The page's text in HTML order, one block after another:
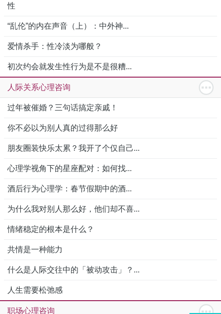
性
“乱伦”的内在声音（上）：中外神...
爱情杀手：性冷淡为哪般？
初次约会就发生性行为是不是很糟...
人际关系心理咨询
过年被催婚？三句话搞定亲戚！
你不必以为别人真的过得那么好
朋友圈装快乐太累？我开了个仅自己...
心理学视角下的星座配对：如何找...
酒后行为心理学：春节假期中的酒...
为什么我对别人那么好，他们却不喜...
情绪稳定的根本是什么？
共情是一种能力
什么是人际交往中的「被动攻击」？...
人生需要松弛感
职场心理咨询